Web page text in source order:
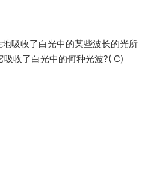
吸收了白光中的某些波长的光所
收了白光中的何种光波?( C)